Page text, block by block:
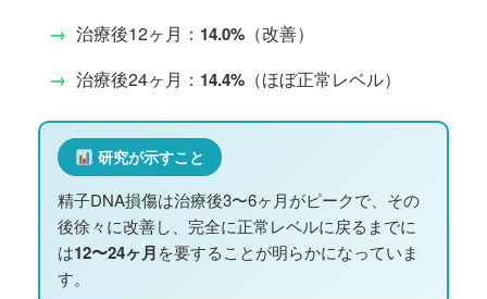
→ 治療後12ヶ月： 14.0% （改善）
→ 治療後24ヶ月： 14.4% （ほぼ正常レベル）
研究が示すこと
精子DNA損傷は治療後3〜6ヶ月がピークで、その
後徐々に改善し、完全に正常レベルに戻るまでに
は12〜24ヶ月を要することが明らかになっていま
す。